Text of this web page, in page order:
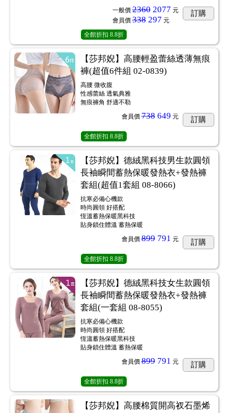
一般價 23602077 元
會員價 338297 元
訂購
全館折扣 8.8折
【莎邦婗】高腰輕盈蕾絲透薄無痕
褲(超值6件組 02-0839)
高腰 微收腹
性感蕾絲 透氣典雅
無痕褲角 舒適不勒
會員價 738649 元 訂購
全館折扣 8.8折
【莎邦婗】德絨黑科技男生款圓領
長袖瞬間蓄熱保暖發熱衣+發熱褲
套組(超值1套組 08-8066)
抗寒必備心機款
時尚圓領 好搭配
恆溫蓄熱保暖黑科技
貼身鎖住體溫 蓄熱保暖
會員價 899791 元 訂購
全館折扣 8.8折
【莎邦婗】德絨黑科技女生款圓領
長袖瞬間蓄熱保暖發熱衣+發熱褲
套組(一套組 08-8055)
抗寒必備心機款
時尚圓領 好搭配
恆溫蓄熱保暖黑科技
貼身鎖住體溫 蓄熱保暖
會員價 899791 元 訂購
全館折扣 8.8折
【莎邦婗】高腰棉質開高衩石墨烯